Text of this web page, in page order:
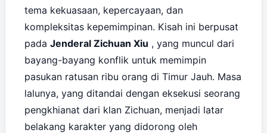
tema kekuasaan, kepercayaan, dan
kompleksitas kepemimpinan. Kisah ini berpusat
pada Jenderal Zichuan Xiu , yang muncul dari
bayang-bayang konflik untuk memimpin
pasukan ratusan ribu orang di Timur Jauh. Masa
lalunya, yang ditandai dengan eksekusi seorang
pengkhianat dari klan Zichuan, menjadi latar
belakang karakter yang didorong oleh